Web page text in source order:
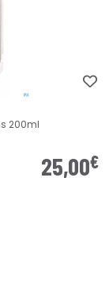
200ml
25,00€